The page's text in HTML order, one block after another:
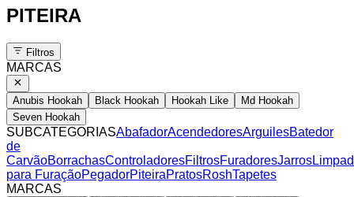
PITEIRA
Filtros
MARCAS
Anubis Hookah Black Hookah Hookah Like
Md Hookah
Seven Hookah
SUBCATEGORIASAbafadorAcendedoresArguilesBatedor
de
CarvãoBorrachasControladoresFiltrosFuradoresJarros
para FuraçãoPegadorPiteiraPratosRoshTapetes
MARCAS